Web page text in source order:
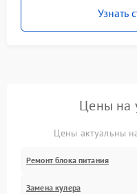
Узнать
Цены на
Цены актуальны
Ремонт блока питания
Замена кулера